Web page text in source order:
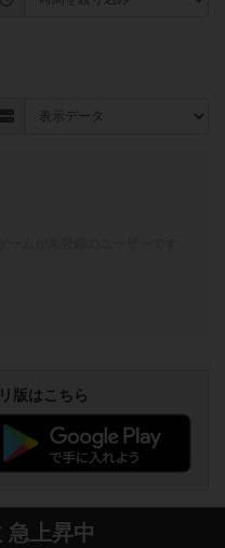
版はこちら
急上昇中